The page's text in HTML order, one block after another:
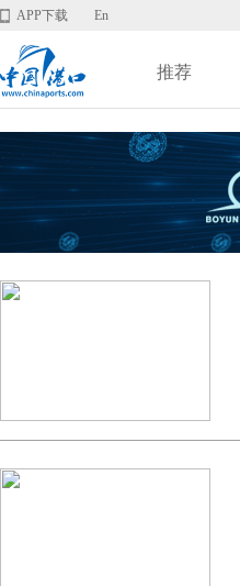
APP下载 En
推荐